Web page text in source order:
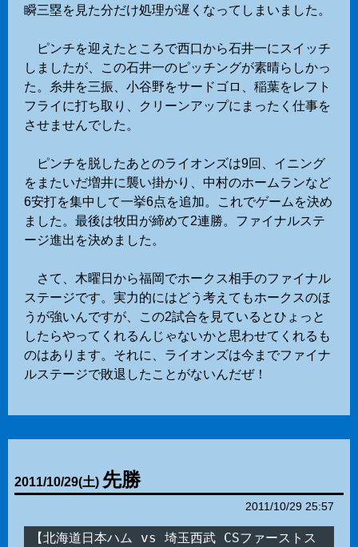
瞬三塁を見た分だけ処理が遅くなってしまいました。
ピンチを迎えたところで西口から石井一にスイッチ
しましたが、この石井一のピッチングが素晴らしかっ
た。糸井を三振、小谷野をサードゴロ、稲葉をレフト
フライに打ち取り、クリーンアップにまったく仕事を
させませんでした。
ピンチを脱したあとのライオンズは9回、イニング
をまたいだ増井に襲い掛かり、中村のホームランなど
6安打を集中して一挙6点を追加。これでゲームを決め
ました。最後は牧田が締めて2連勝。ファイナルステ
ージ進出を決めました。
さて、木曜日から福岡でホークス相手のファイナル
ステージです。実力的にはどう考えてもホークスのほ
うが強いんですが、この2試合を見ているとひょっと
したらやってくれるんじゃないかと思わせてくれるも
のはあります。それに、ライオンズは今までファイナ
ルステージで敗退したことがないんだぜ！
2011/10/29(土) 先勝
2011/10/29 25:57
【北海道日本ハム vs 埼玉西武 CSファーストス